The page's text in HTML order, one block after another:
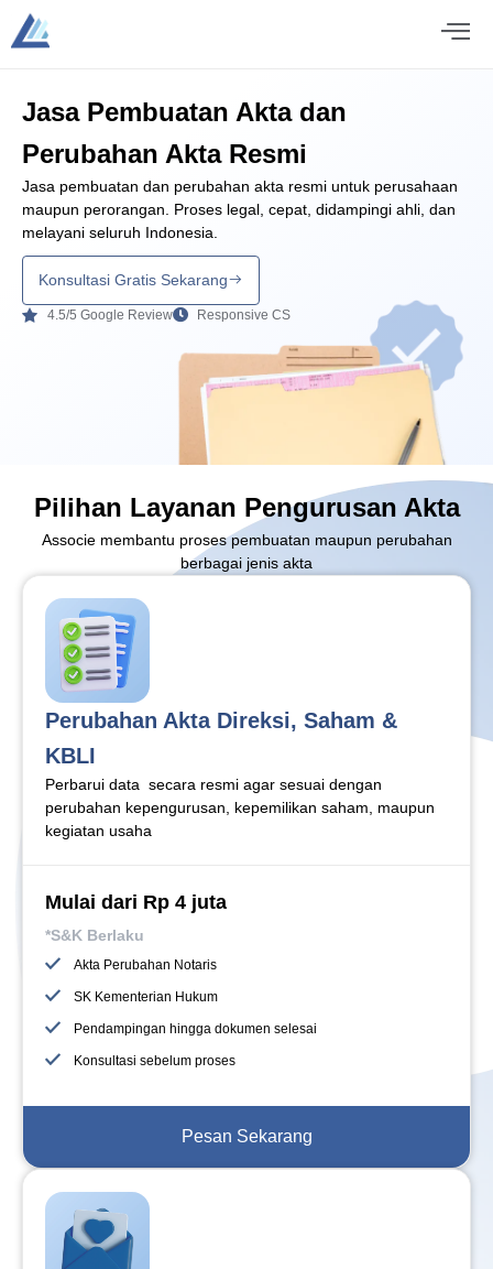
Jasa Pembuatan Akta dan
Perubahan Akta Resmi
Jasa pembuatan dan perubahan akta resmi untuk perusahaan
maupun perorangan. Proses legal, cepat, didampingi ahli, dan
melayani seluruh Indonesia.
4.5/5 Google Review Responsive CS
Konsultasi Gratis Sekarang
Associe membantu proses pembuatan maupun perubahan
berbagai jenis akta
Pilihan Layanan Pengurusan Akta
Perubahan Akta Direksi, Saham &
KBLI
Perbarui data secara resmi agar sesuai dengan
perubahan kepengurusan, kepemilikan saham, maupun
kegiatan usaha
Mulai dari Rp 4 juta
*S&K Berlaku
Akta Perubahan Notaris
SK Kementerian Hukum
Pendampingan hingga dokumen selesai
Konsultasi sebelum proses
Pesan Sekarang